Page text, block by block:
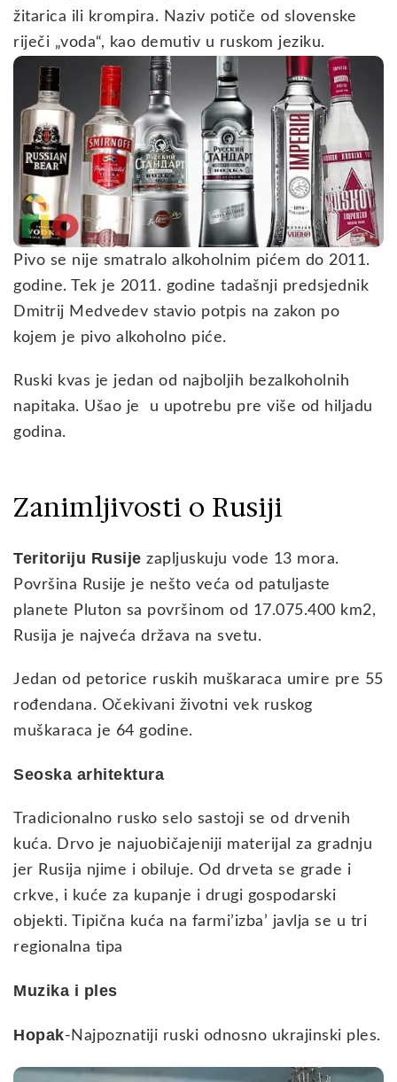
žitarica ili krompira. Naziv potiče od slovenske
riječi „voda“, kao demutiv u ruskom jeziku.
Pivo se nije smatralo alkoholnim pićem do 2011.
godine. Tek je 2011. godine tadašnji predsjednik
Dmitrij Medvedev stavio potpis na zakon po
kojem je pivo alkoholno piće.
Ruski kvas je jedan od najboljih bezalkoholnih
napitaka. Ušao je u upotrebu pre više od hiljadu
godina.
Zanimljivosti o Rusiji
Teritoriju Rusije zapljuskuju vode 13 mora.
Površina Rusije je nešto veća od patuljaste
planete Pluton sa površinom od 17.075.400 km2,
Rusija je najveća država na svetu.
Jedan od petorice ruskih muškaraca umire pre 55
rođendana. Očekivani životni vek ruskog
muškaraca je 64 godine.
Seoska arhitektura
Tradicionalno rusko selo sastoji se od drvenih
kuća. Drvo je najuobičajeniji materijal za gradnju
jer Rusija njime i obiluje. Od drveta se grade i
crkve, i kuće za kupanje i drugi gospodarski
objekti. Tipična kuća na farmi’izba’ javlja se u tri
regionalna tipa
Muzika i ples
Hopak-Najpoznatiji ruski odnosno ukrajinski ples.